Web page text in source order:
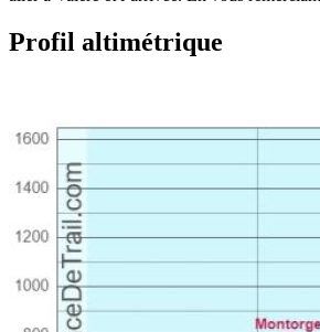
Profil altimétrique